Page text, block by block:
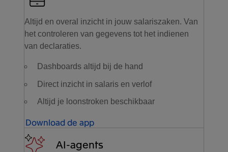
Altijd en overal inzicht in jouw salariszaken. Van
het controleren van gegevens tot het indienen
van declaraties.
Dashboards altijd bij de hand
Direct inzicht in salaris en verlof
Altijd je loonstroken beschikbaar
Download de app
AI-agents